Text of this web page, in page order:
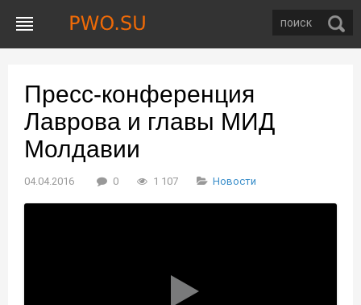
Пресс-конференция
Лаврова и главы МИД
Молдавии
04.04.2016 0 1 107 Новости